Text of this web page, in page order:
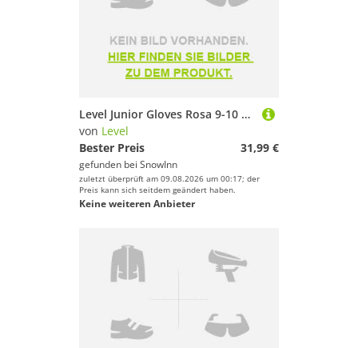
Level Junior Gloves Rosa 9-10 Years Mädchen
von Level
Bester Preis
31,99 €
gefunden bei SnowInn
zuletzt überprüft am 09.08.2026 um 00:17; der
Preis kann sich seitdem geändert haben.
Keine weiteren Anbieter